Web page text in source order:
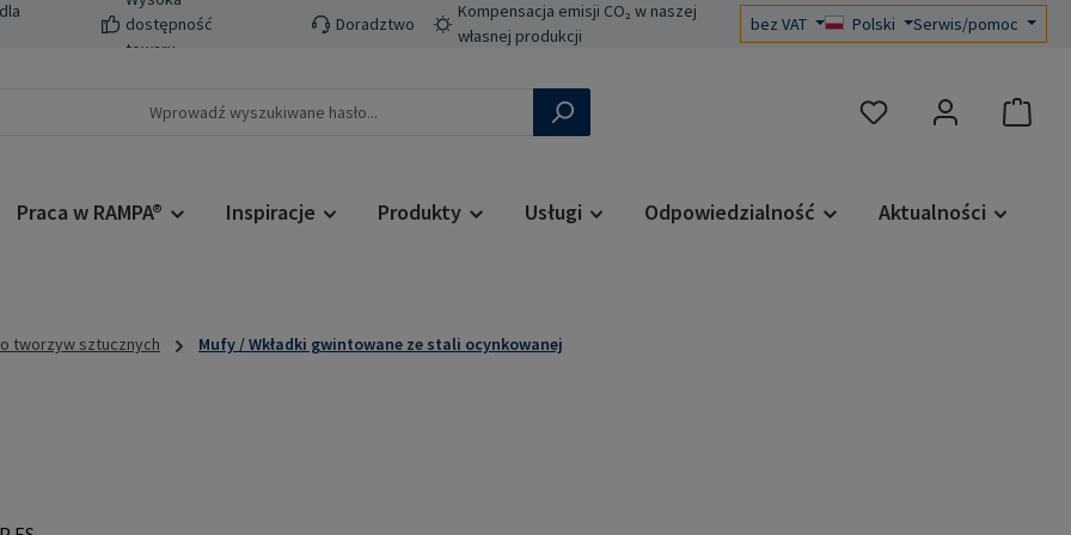
dostępność
towaru
Doradztwo
Kompensacja emisji CO₂ w naszej
własnej produkcji
bez VAT Polski Serwis/pomoc
Masz 0 przedmioty na
Praca w RAMPA® Inspiracje Produkty Usługi Odpowiedzialność Aktualności
tworzyw sztucznych Mufy / Wkładki gwintowane ze stali ocynkowanej